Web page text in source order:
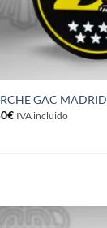
GAC
€ IVA incluido